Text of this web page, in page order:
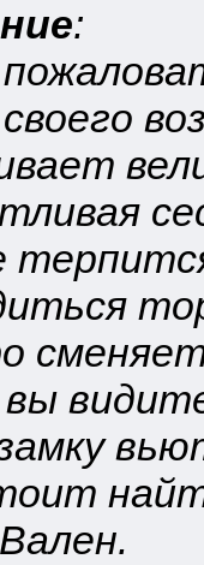
:
вы